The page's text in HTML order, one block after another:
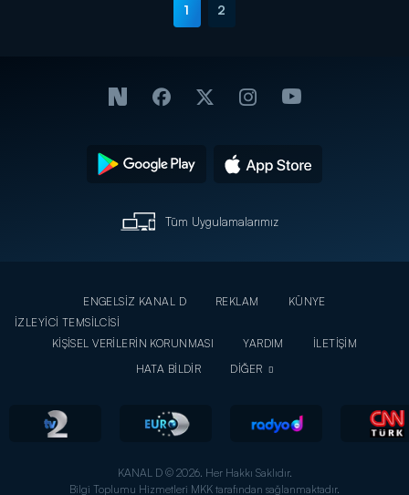
1 2
Tüm Uygulamalarımız
ENGELSİZ KANAL D REKLAM
KÜNYE
İZLEYİCİ TEMSİLCİSİ
KİŞİSEL VERİLERİN KORUNMASI
YARDIM
İLETİŞİM
HATA BİLDİR
DİĞER
KANAL D © 2026. Her Hakkı Saklıdır.
Bilgi Toplumu Hizmetleri MKK tarafından sağlanmaktadır.